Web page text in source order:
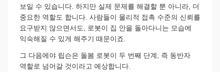
보일 수 있습니다. 하지만 실제 문제를 해결할 뿐 아니라, 더
중요한 역할도 합니다. 사람들이 물리적 접촉 수준의 신뢰를
요구받지 않으면서도, 로봇이 집 안을 돌아다니는 모습에
익숙해질 수 있게 해주기 때문이죠.
그 다음에야 립슨은 돌봄 로봇이 두 번째 단계, 즉 동반자
역할로 넘어갈 것이라고 예상합니다.